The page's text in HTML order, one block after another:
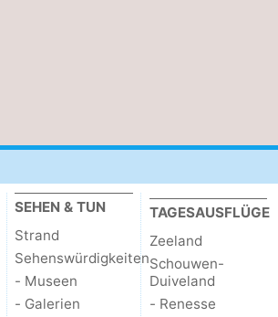
SEHEN & TUN
Strand
Sehenswürdigkeiten
- Museen
- Galerien
TAGESAUSFLÜGE
Zeeland
Schouwen-
Duiveland
- Renesse